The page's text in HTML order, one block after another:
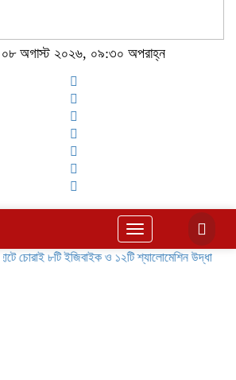
০৮ অগাস্ট ২০২৬, ০৯:৩০ অপরাহ্ন
Toggle
navigation
৮টি ইজিবাইক ও ১২টি শ্যালোমেশিন উদ্ধার, গ্রেপ্তার ৪